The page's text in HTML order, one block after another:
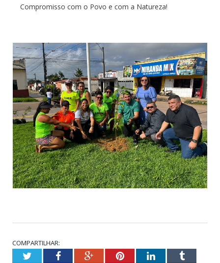
Compromisso com o Povo e com a Natureza!
COMPARTILHAR:
TwitterFacebookGoogle+PinterestLinkedInTumblr